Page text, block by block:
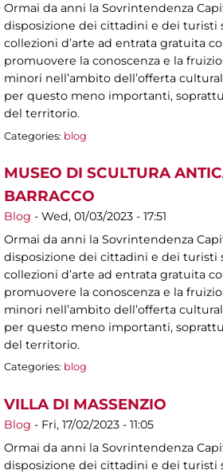
Ormai da anni la Sovrintendenza
disposizione dei cittadini e dei turisti
collezioni d’arte ad entrata gratuita
promuovere la conoscenza e la
minori nell’ambito dell’offerta
per questo meno importanti,
del territorio.
Categories: blog
MUSEO DI SCULTURA
BARRACCO
Blog - Wed, 01/03/2023 - 17:51
Ormai da anni la Sovrintendenza
disposizione dei cittadini e dei turisti
collezioni d’arte ad entrata gratuita
promuovere la conoscenza e la
minori nell’ambito dell’offerta
per questo meno importanti,
del territorio.
Categories: blog
VILLA DI MASSENZIO
Blog - Fri, 17/02/2023 - 11:05
Ormai da anni la Sovrintendenza
disposizione dei cittadini e dei turisti